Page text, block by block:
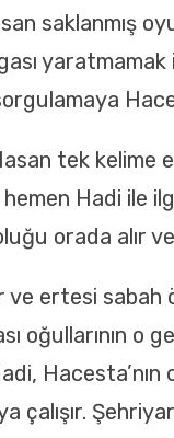
saklanmış
tek
Hadi ile
orada alır
ertesi
oğullarının o
Hacesta’nın